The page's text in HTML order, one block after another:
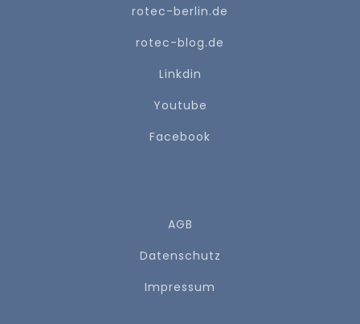
rotec-berlin.de
rotec-blog.de
Linkdin
Youtube
Facebook
AGB
Datenschutz
Impressum